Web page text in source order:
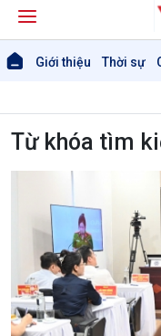
Giới thiệu Thời sự
Giới thiệu
Từ khóa tìm